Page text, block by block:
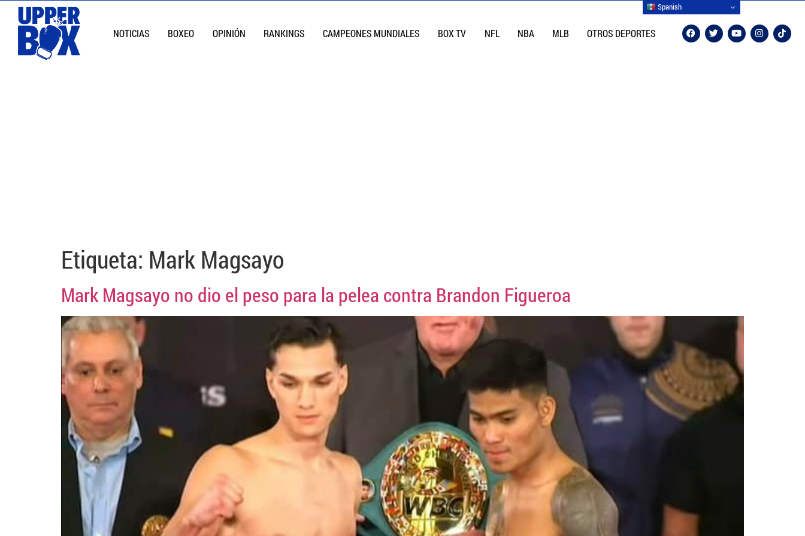
NOTICIAS BOXEO OPINIÓN RANKINGS CAMPEONES MUNDIALES BOX TV NFL NBA MLB OTROS DEPORTES
Etiqueta: Mark Magsayo
Mark Magsayo no dio el peso para la pelea contra Brandon Figueroa
Spanish